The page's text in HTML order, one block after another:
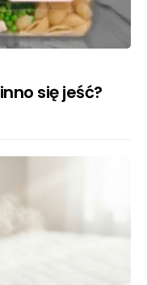
się jeść?